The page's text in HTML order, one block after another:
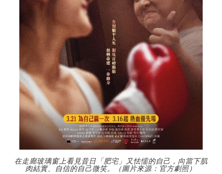
在走廊玻璃窗上看見昔日「肥宅」又怯懦的自己，向當下肌
肉結實、自信的自己微笑。（圖片來源：官方劇照）